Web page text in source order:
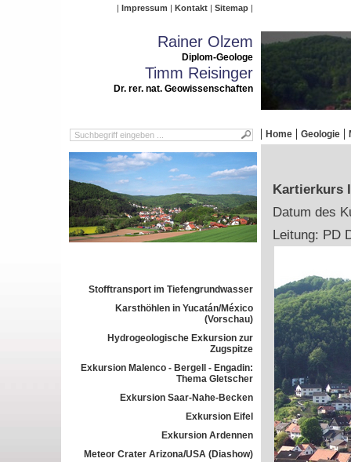
Impressum Kontakt Sitemap
Rainer Olzem
Diplom-Geologe
Timm Reisinger
Dr. rer. nat. Geowissenschaften
Home Geologie
Stofftransport im Tiefengrundwasser
Karsthöhlen in Yucatán/México
(Vorschau)
Hydrogeologische Exkursion zur
Zugspitze
Exkursion Malenco - Bergell - Engadin:
Thema Gletscher
Exkursion Saar-Nahe-Becken
Exkursion Eifel
Exkursion Ardennen
Meteor Crater Arizona/USA (Diashow)
Kartierkurs
Datum des
Leitung: PD